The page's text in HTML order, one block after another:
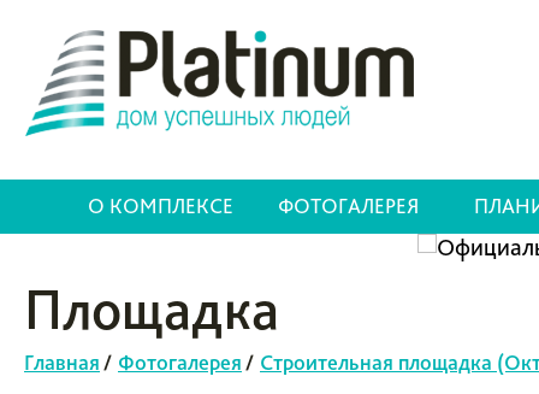
О КОМПЛЕКСЕ ФОТОГАЛЕРЕЯ
Площадка
Главная / Фотогалерея / Строительная площадка